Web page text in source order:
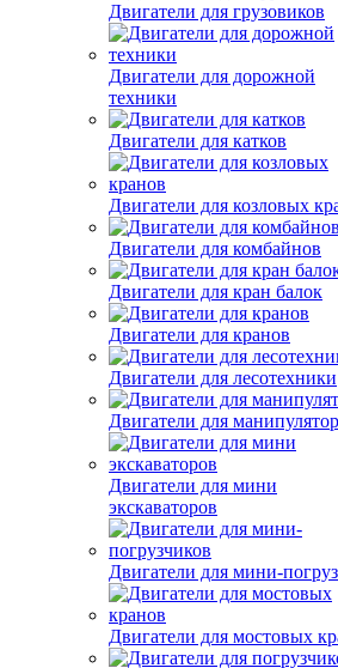
Двигатели для грузовиков
Двигатели для дорожной
техники
Двигатели для катков
Двигатели для козловых
Двигатели для комбайнов
Двигатели для кран балок
Двигатели для кранов
Двигатели для лесотехники
Двигатели для
Двигатели для мини
экскаваторов
Двигатели для мини-
Двигатели для мостовых